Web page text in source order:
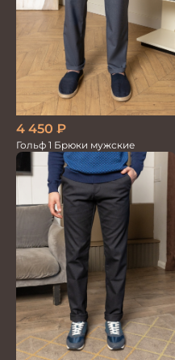
4 450 ₽
Гольф 1 Брюки мужские